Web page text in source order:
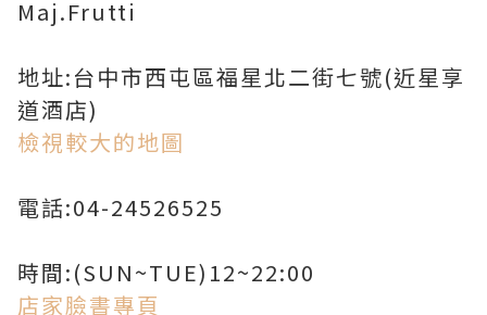
Maj.Frutti
地址:台中市西屯區福星北二街七號(近星享
道酒店)
檢視較大的地圖
電話:04-24526525
時間:(SUN~TUE)12~22:00
店家臉書專頁